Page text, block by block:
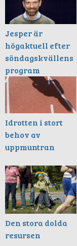
Jesper är
högaktuell efter
söndagskvällens
program
Idrotten i stort
behov av
uppmuntran
Den stora dolda
resursen